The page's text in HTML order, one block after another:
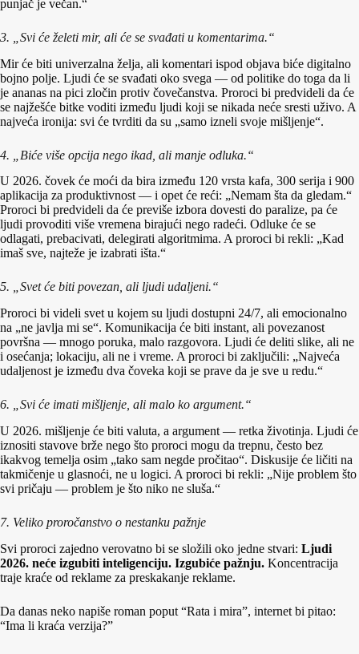
punjač je večan.“
3. „Svi će želeti mir, ali će se svađati u komentarima.“
Mir će biti univerzalna želja, ali komentari ispod objava biće digitalno
bojno polje. Ljudi će se svađati oko svega — od politike do toga da li
je ananas na pici zločin protiv čovečanstva. Proroci bi predvideli da će
se najžešće bitke voditi između ljudi koji se nikada neće sresti uživo. A
najveća ironija: svi će tvrditi da su „samo izneli svoje mišljenje“.
4. „Biće više opcija nego ikad, ali manje odluka.“
U 2026. čovek će moći da bira između 120 vrsta kafa, 300 serija i 900
aplikacija za produktivnost — i opet će reći: „Nemam šta da gledam.“
Proroci bi predvideli da će previše izbora dovesti do paralize, pa će
ljudi provoditi više vremena birajući nego radeći. Odluke će se
odlagati, prebacivati, delegirati algoritmima. A proroci bi rekli: „Kad
imaš sve, najteže je izabrati išta.“
5. „Svet će biti povezan, ali ljudi udaljeni.“
Proroci bi videli svet u kojem su ljudi dostupni 24/7, ali emocionalno
na „ne javlja mi se“. Komunikacija će biti instant, ali povezanost
površna — mnogo poruka, malo razgovora. Ljudi će deliti slike, ali ne
i osećanja; lokaciju, ali ne i vreme. A proroci bi zaključili: „Najveća
udaljenost je između dva čoveka koji se prave da je sve u redu.“
6. „Svi će imati mišljenje, ali malo ko argument.“
U 2026. mišljenje će biti valuta, a argument — retka životinja. Ljudi će
iznositi stavove brže nego što proroci mogu da trepnu, često bez
ikakvog temelja osim „tako sam negde pročitao“. Diskusije će ličiti na
takmičenje u glasnoći, ne u logici. A proroci bi rekli: „Nije problem što
svi pričaju — problem je što niko ne sluša.“
7. Veliko proročanstvo o nestanku pažnje
Svi proroci zajedno verovatno bi se složili oko jedne stvari: Ljudi
2026. neće izgubiti inteligenciju. Izgubiće pažnju. Koncentracija
traje kraće od reklame za preskakanje reklame.
Da danas neko napiše roman poput “Rata i mira”, internet bi pitao:
“Ima li kraća verzija?”